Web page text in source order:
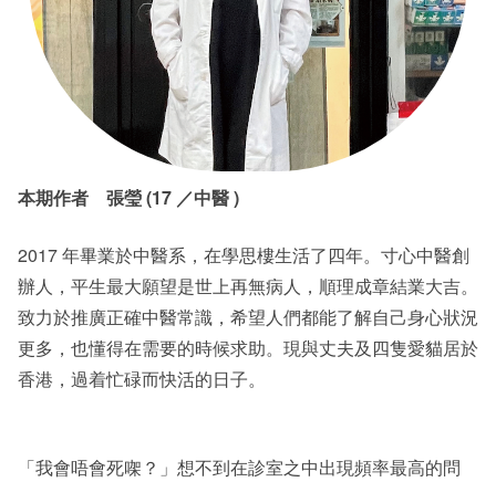
本期作者 張瑩 (17 ／中醫 )
2017 年畢業於中醫系，在學思樓生活了四年。寸心中醫創
辦人，平生最大願望是世上再無病人，順理成章結業大吉。
致力於推廣正確中醫常識，希望人們都能了解自己身心狀況
更多，也懂得在需要的時候求助。現與丈夫及四隻愛貓居於
香港，過着忙碌而快活的日子。
「我會唔會死㗎？」想不到在診室之中出現頻率最高的問